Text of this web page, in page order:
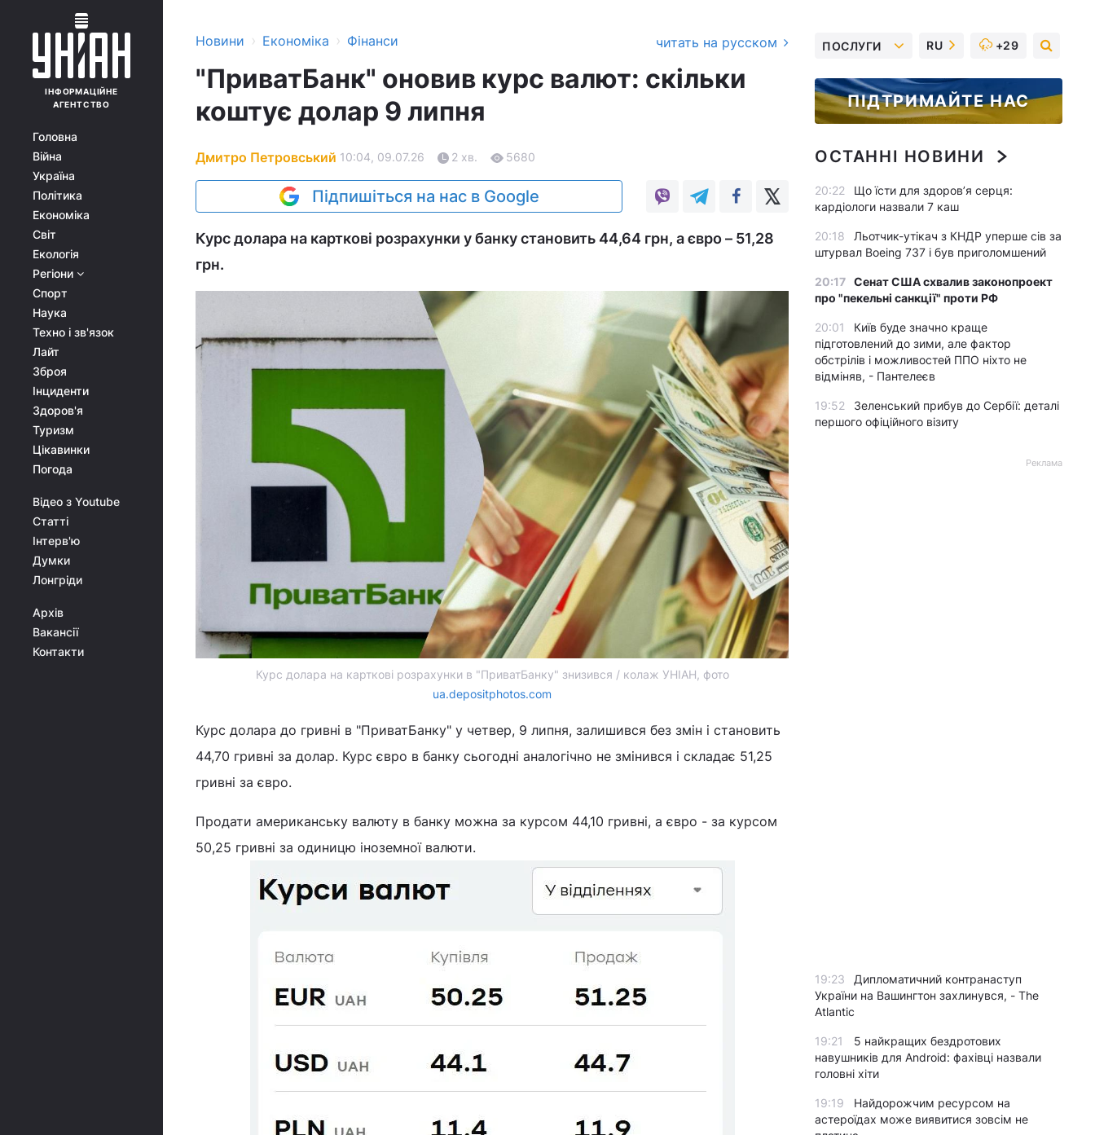
ІНФОРМАЦІЙНЕ
АГЕНТСТВО
Головна
Війна
Україна
Політика
Економіка
Світ
Екологія
Регіони
Спорт
Наука
Техно і зв'язок
Лайт
Зброя
Інциденти
Здоров'я
Туризм
Цікавинки
Погода
Відео з Youtube
Статті
Інтерв'ю
Думки
Лонгріди
Архів
Вакансії
Контакти
Новини › Економіка › Фінанси читать на русском
"ПриватБанк" оновив курс валют: скільки
коштує долар 9 липня
Дмитро Петровський 10:04, 09.07.26 2 хв. 5680
Підпишіться на нас в Google
Курс долара на карткові розрахунки у банку становить 44,64 грн, а євро – 51,28
грн.
Курс долара на карткові розрахунки в "ПриватБанку" знизився / колаж УНІАН, фото
ua.depositphotos.com
Курс долара до гривні в "ПриватБанку" у четвер, 9 липня, залишився без змін і становить
44,70 гривні за долар. Курс євро в банку сьогодні аналогічно не змінився і складає 51,25
гривні за євро.
Продати американську валюту в банку можна за курсом 44,10 гривні, а євро - за курсом
50,25 гривні за одиницю іноземної валюти.
ПОСЛУГИ RU +29
ПІДТРИМАЙТЕ НАС
ОСТАННІ НОВИНИ
20:22
Що їсти для здоров’я серця:
кардіологи назвали 7 каш
20:18
Льотчик-утікач з КНДР уперше сів за
штурвал Boeing 737 і був приголомшений
20:17 Сенат США схвалив законопроект
про "пекельні санкції" проти РФ
20:01
Київ буде значно краще
підготовлений до зими, але фактор
обстрілів і можливостей ППО ніхто не
відміняв, - Пантелеєв
19:52
Зеленський прибув до Сербії: деталі
першого офіційного візиту
Реклама
19:23
Дипломатичний контранаступ
України на Вашингтон захлинувся, - The
Atlantic
19:21
5 найкращих бездротових
навушників для Android: фахівці назвали
головні хіти
19:19
Найдорожчим ресурсом на
астероїдах може виявитися зовсім не